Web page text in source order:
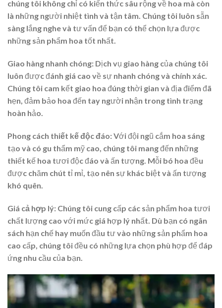
chúng tôi không chỉ có kiến thức sâu rộng về hoa mà còn
là những người nhiệt tình và tận tâm. Chúng tôi luôn sẵn
sàng lắng nghe và tư vấn để bạn có thể chọn lựa được
những sản phẩm hoa tốt nhất.
Giao hàng nhanh chóng: Dịch vụ giao hàng của chúng tôi
luôn được đánh giá cao về sự nhanh chóng và chính xác.
Chúng tôi cam kết giao hoa đúng thời gian và địa điểm đã
hẹn, đảm bảo hoa đến tay người nhận trong tình trạng
hoàn hảo.
Phong cách thiết kế độc đáo: Với đội ngũ cắm hoa sáng
tạo và có gu thẩm mỹ cao, chúng tôi mang đến những
thiết kế hoa tươi độc đáo và ấn tượng. Mỗi bó hoa đều
được chăm chút tỉ mỉ, tạo nên sự khác biệt và ấn tượng
khó quên.
Giá cả hợp lý: Chúng tôi cung cấp các sản phẩm hoa tươi
chất lượng cao với mức giá hợp lý nhất. Dù bạn có ngân
sách hạn chế hay muốn đầu tư vào những sản phẩm hoa
cao cấp, chúng tôi đều có những lựa chọn phù hợp để đáp
ứng nhu cầu của bạn.